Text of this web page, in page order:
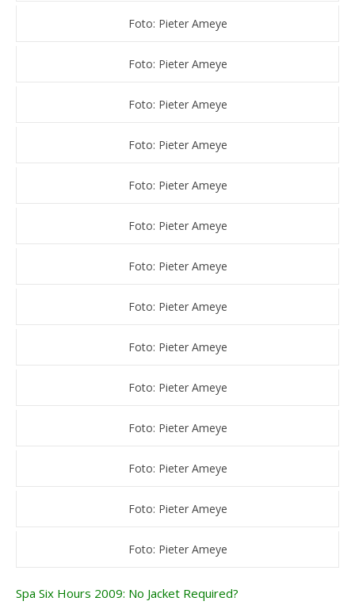
Foto: Pieter Ameye
Foto: Pieter Ameye
Foto: Pieter Ameye
Foto: Pieter Ameye
Foto: Pieter Ameye
Foto: Pieter Ameye
Foto: Pieter Ameye
Foto: Pieter Ameye
Foto: Pieter Ameye
Foto: Pieter Ameye
Foto: Pieter Ameye
Foto: Pieter Ameye
Foto: Pieter Ameye
Foto: Pieter Ameye
Spa Six Hours 2009: No Jacket Required?